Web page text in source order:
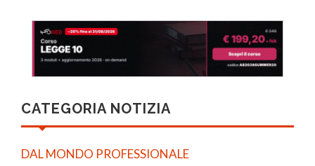
CATEGORIA NOTIZIA
DAL MONDO PROFESSIONALE